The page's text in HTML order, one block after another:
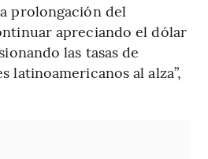
prolongación del
apreciando el dólar
las tasas de
latinoamericanos al alza”,